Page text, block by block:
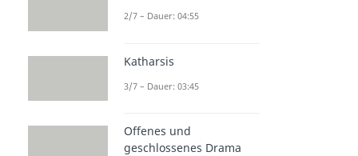
2/7 – Dauer: 04:55
Katharsis
3/7 – Dauer: 03:45
Offenes und
geschlossenes Drama